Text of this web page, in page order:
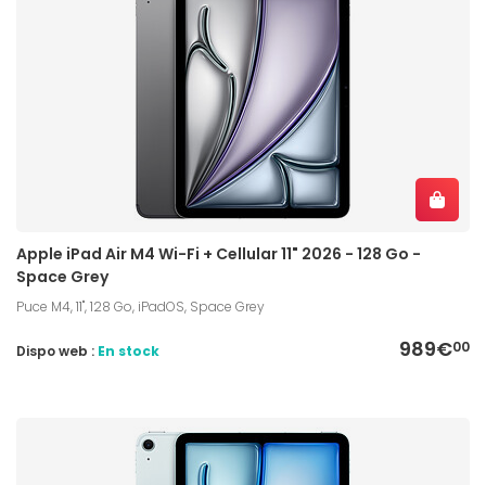
Apple iPad Air M4 Wi-Fi + Cellular 11" 2026 - 128 Go -
Space Grey
Puce M4, 11", 128 Go, iPadOS, Space Grey
989€00
Dispo web : En stock